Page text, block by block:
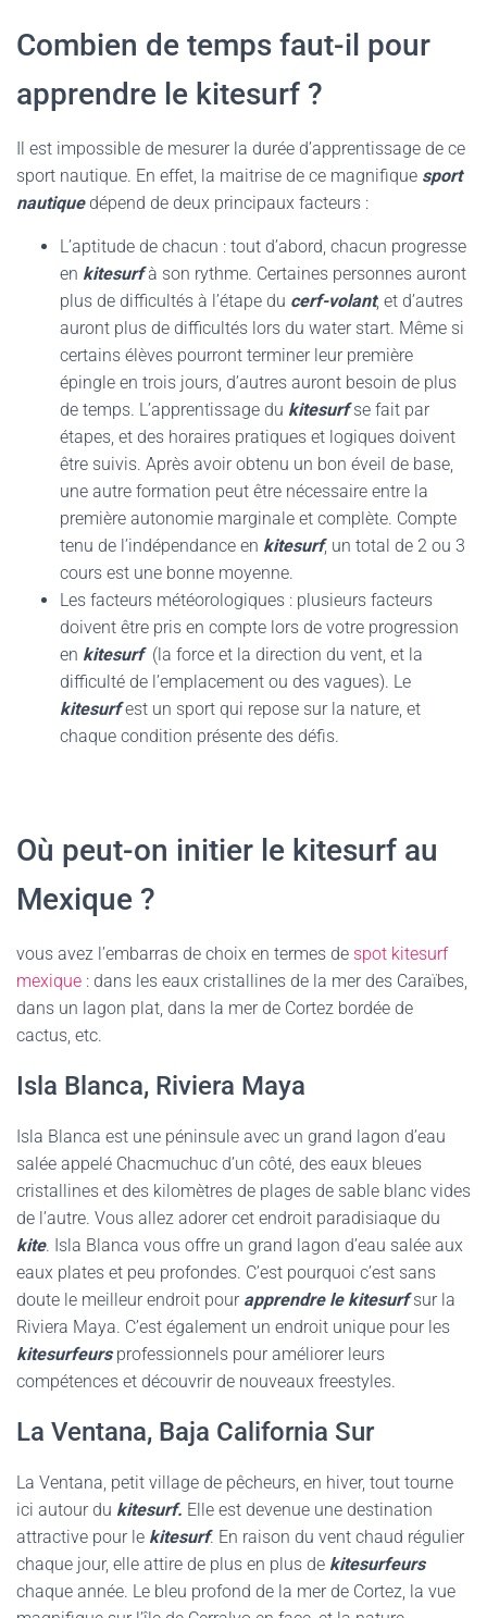
Combien de temps faut-il pour
apprendre le kitesurf ?
Il est impossible de mesurer la durée d’apprentissage de ce
sport nautique. En effet, la maitrise de ce magnifique sport
nautiquedépend de deux principaux facteurs :
L’aptitude de chacun : tout d’abord, chacun progresse
en kitesurfà son rythme. Certaines personnes auront
plus de difficultés à l’étape du cerf-volant, et d’autres
auront plus de difficultés lors du water start. Même si
certains élèves pourront terminer leur première
épingle en trois jours, d’autres auront besoin de plus
de temps. L’apprentissage du kitesurfse fait par
étapes, et des horaires pratiques et logiques doivent
être suivis. Après avoir obtenu un bon éveil de base,
une autre formation peut être nécessaire entre la
première autonomie marginale et complète. Compte
tenu de l’indépendance en kitesurf, un total de 2 ou 3
cours est une bonne moyenne.
Les facteurs météorologiques : plusieurs facteurs
doivent être pris en compte lors de votre progression
en kitesurf(la force et la direction du vent, et la
difficulté de l’emplacement ou des vagues). Le
kitesurfest un sport qui repose sur la nature, et
chaque condition présente des défis.
Où peut-on initier le kitesurf au
Mexique ?
vous avez l’embarras de choix en termes de spot kitesurf
mexique : dans les eaux cristallines de la mer des Caraïbes,
dans un lagon plat, dans la mer de Cortez bordée de
cactus, etc.
Isla Blanca, Riviera Maya
Isla Blanca est une péninsule avec un grand lagon d’eau
salée appelé Chacmuchuc d’un côté, des eaux bleues
cristallines et des kilomètres de plages de sable blanc vides
de l’autre. Vous allez adorer cet endroit paradisiaque du
kite. Isla Blanca vous offre un grand lagon d’eau salée aux
eaux plates et peu profondes. C’est pourquoi c’est sans
doute le meilleur endroit pour apprendre le kitesurfsur la
Riviera Maya. C’est également un endroit unique pour les
kitesurfeursprofessionnels pour améliorer leurs
compétences et découvrir de nouveaux freestyles.
La Ventana, Baja California Sur
La Ventana, petit village de pêcheurs, en hiver, tout tourne
ici autour du kitesurf. Elle est devenue une destination
attractive pour le kitesurf. En raison du vent chaud régulier
chaque jour, elle attire de plus en plus de kitesurfeurs
chaque année. Le bleu profond de la mer de Cortez, la vue